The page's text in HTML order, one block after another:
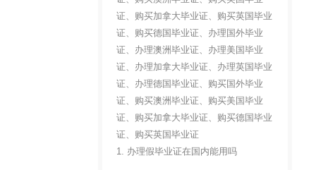
证、购买加拿大毕业证、购买英国毕业
证、购买德国毕业证、办理国外毕业
证、办理澳洲毕业证、办理美国毕业
证、办理加拿大毕业证、办理英国毕业
证、办理德国毕业证、购买国外毕业
证、购买澳洲毕业证、购买美国毕业
证、购买加拿大毕业证、购买德国毕业
证、购买英国毕业证
1. 办理假毕业证在国内能用吗